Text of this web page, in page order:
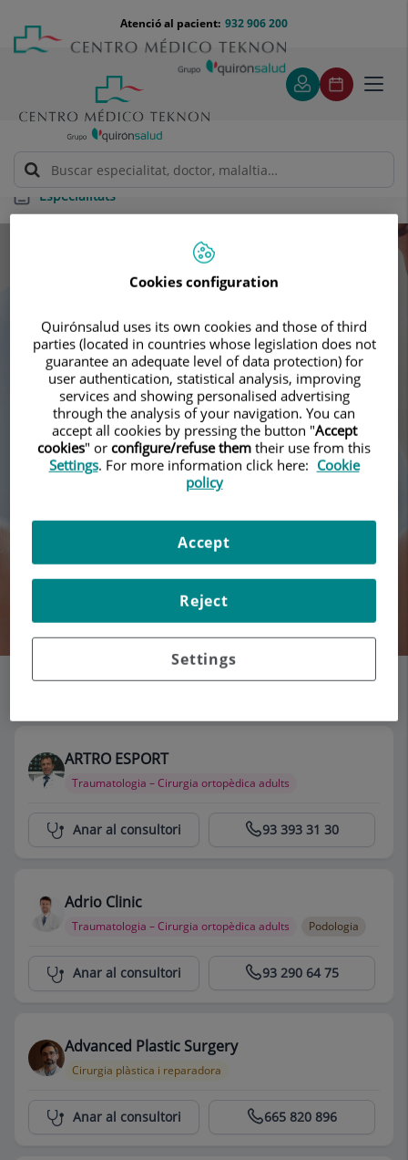
contingut
Menú
teléfono
cabecera
932 906 200
Atenció al pacient:
Especialitats
Especialitats
nostres millors especialista
Cercar
ARTRO ESPORT
Traumatologia – Cirurgia ortopèdica adults
Centro Médico Teknon 93 393 31 30
Anar al consultori
Adrio Clinic
Traumatologia – Cirurgia ortopèdica adults Podologia
Centro Médico Teknon 93 290 64 75
Anar al consultori
Advanced Plastic Surgery
Cirurgia plàstica i reparadora
Centro Médico Teknon 665 820 896
Anar al consultori
Cookies configuration
Quirónsalud uses its own cookies and those of third
parties (located in countries whose legislation does not
guarantee an adequate level of data protection) for
user authentication, statistical analysis, improving
services and showing personalised advertising
through the analysis of your navigation. You can
accept all cookies by pressing the button "Accept
cookies" or configure/refuse them their use from this
Settings. For more information click here: Cookie
policy
Settings
Reject
Accept